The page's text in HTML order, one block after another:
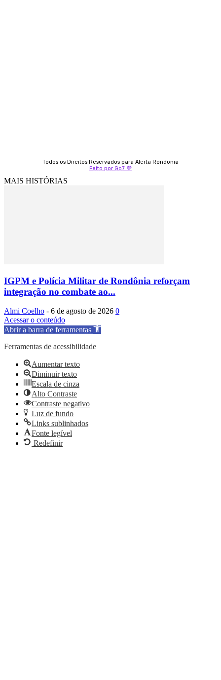
Todos os Direitos Reservados para Alerta Rondonia
Feito por Go7 💜
MAIS HISTÓRIAS
IGPM e Polícia Militar de Rondônia reforçam
integração no combate ao...
Almi Coelho - 6 de agosto de 2026 0
Acessar o conteúdo
Abrir a barra de ferramentas
Ferramentas de acessibilidade
Aumentar texto
Diminuir texto
Escala de cinza
Alto Contraste
Contraste negativo
Luz de fundo
Links sublinhados
Fonte legível
Redefinir